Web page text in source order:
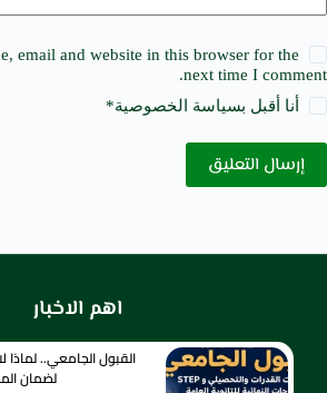
email and website in this browser for the
next time I comment.
أنا أقبل بسياسة الخصوصية*
إرسال التعليق
اهم الاخبار
القبول الجامعي..
لضمان